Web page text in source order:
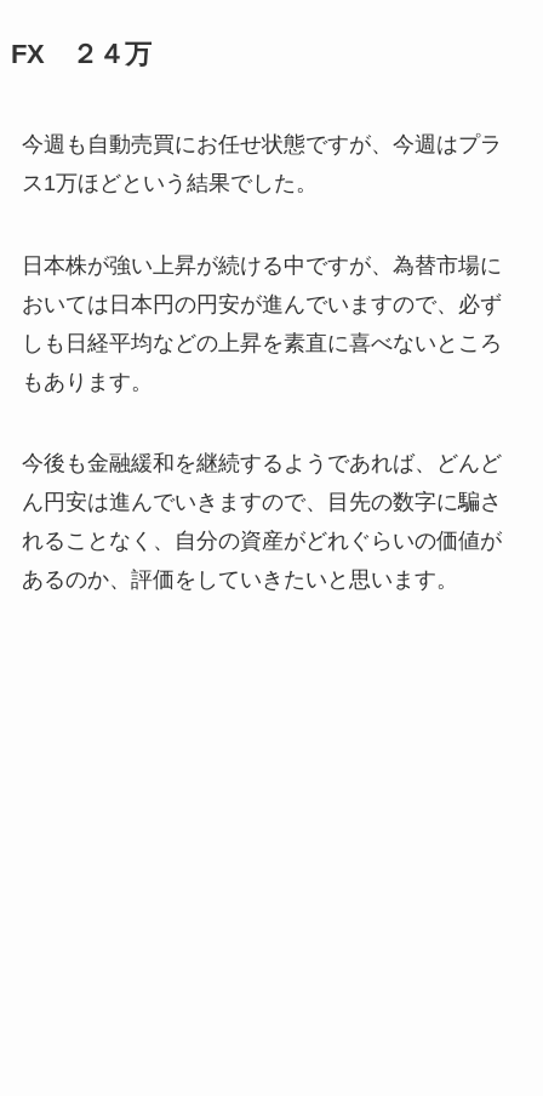
FX ２４万
今週も自動売買にお任せ状態ですが、今週はプラ
ス1万ほどという結果でした。
日本株が強い上昇が続ける中ですが、為替市場に
おいては日本円の円安が進んでいますので、必ず
しも日経平均などの上昇を素直に喜べないところ
もあります。
今後も金融緩和を継続するようであれば、どんど
ん円安は進んでいきますので、目先の数字に騙さ
れることなく、自分の資産がどれぐらいの価値が
あるのか、評価をしていきたいと思います。